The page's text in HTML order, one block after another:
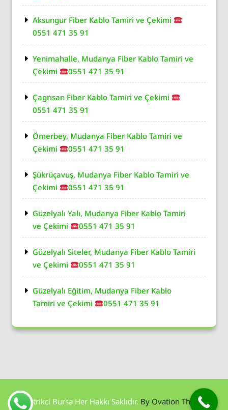
Aksungur Fiber Kablo Tamiri ve Çekimi
0551 471 35 91
Yenimahalle, Mudanya Fiber Kablo Tamiri ve
Çekimi
0551 471 35 91
Çagrısan Fiber Kablo Tamiri ve Çekimi
0551 471 35 91
Ömerbey, Mudanya Fiber Kablo Tamiri ve
Çekimi
0551 471 35 91
Şükrüçavuş, Mudanya Fiber Kablo Tamiri ve
Çekimi
0551 471 35 91
Güzelyalı Yalı, Mudanya Fiber Kablo Tamiri
ve Çekimi
0551 471 35 91
Güzelyalı Siteler, Mudanya Fiber Kablo Tamiri
ve Çekimi
0551 471 35 91
Güzelyalı Eğitim, Mudanya Fiber Kablo
Tamiri ve Çekimi
0551 471 35 91
Elektrikci Bursa Her Hakkı Saklıdır. By Ovation Themes